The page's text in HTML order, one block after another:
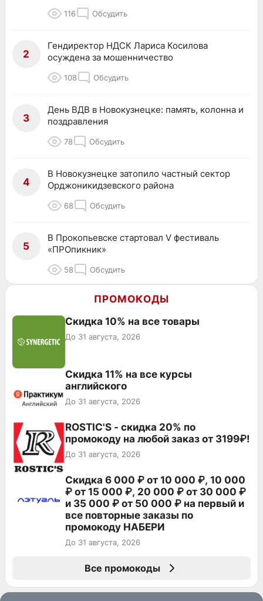
116 Обсудить
2
Гендиректор НДСК Лариса Косилова
осуждена за мошенничество
108 Обсудить
3
День ВДВ в Новокузнецке: память, колонна и
поздравления
78 Обсудить
4
В Новокузнецке затопило частный сектор
Орджоникидзевского района
68 Обсудить
5
В Прокопьевске стартовал V фестиваль
«ПРОпикник»
58 Обсудить
ПРОМОКОДЫ
Скидка 10% на все товары
До 31 августа, 2026
Скидка 11% на все курсы
английского
До 31 августа, 2026
ROSTIC'S - скидка 20% по
промокоду на любой заказ от 3199₽!
До 31 августа, 2026
Скидка 6 000 ₽ от 10 000 ₽, 10 000
₽ от 15 000 ₽, 20 000 ₽ от 30 000 ₽
и 35 000 ₽ от 50 000 ₽ на первый и
все повторные заказы по
промокоду НАБЕРИ
До 31 августа, 2026
Все промокоды